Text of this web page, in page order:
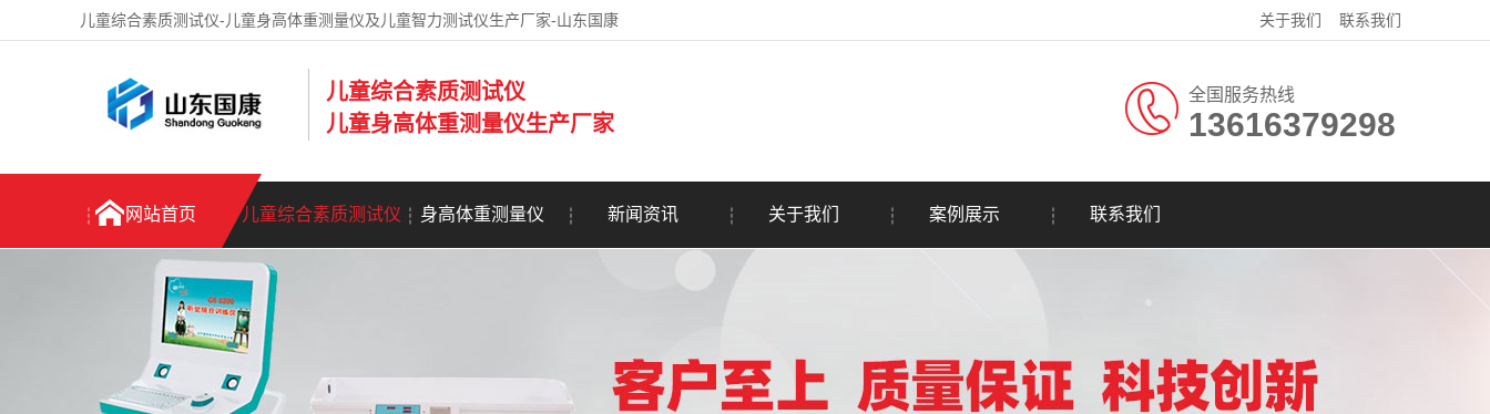
儿童综合素质测试仪-儿童身高体重测量仪及儿童智力测试仪生产厂家-山东国康 关于我们 联系我们
儿童综合素质测试仪
儿童身高体重测量仪生产厂家
全国服务热线
13616379298
网站首页 儿童综合素质测试仪 身高体重测量仪 新闻资讯 关于我们 案例展示 联系我们